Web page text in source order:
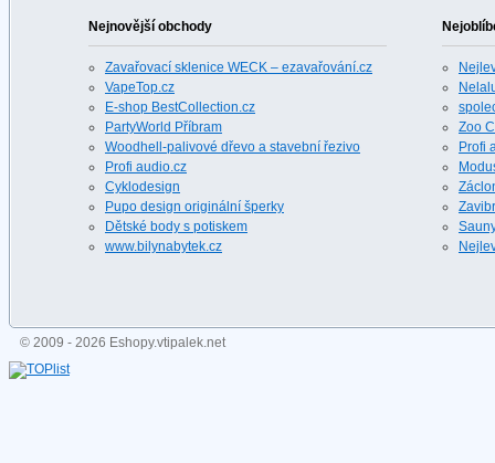
Nejnovější obchody
Zavařovací sklenice WECK – ezavařování.cz
VapeTop.cz
E-shop BestCollection.cz
PartyWorld Příbram
Woodhell-palivové dřevo a stavební řezivo
Profi audio.cz
Cyklodesign
Pupo design originální šperky
Dětské body s potiskem
www.bilynabytek.cz
Zoo
Profi
© 2009 - 2026 Eshopy.vtipalek.net